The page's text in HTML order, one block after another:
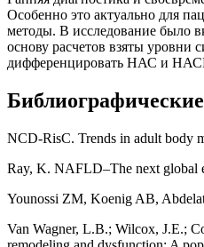
Особенно это актуально для
методы. В исследование было
основу расчетов взяты
дифференцировать НАС и
NCD-RisC. Trends in adult body
Ray, K. NAFLD–The next global
Younossi ZM, Koenig AB,
Van Wagner, L.B.; Wilcox, J.E.;